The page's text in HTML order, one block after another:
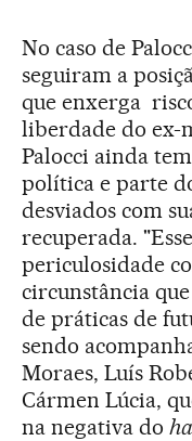
No caso de
seguiram a
que enxerga
liberdade do ex-
Palocci ainda
política e parte
desviados com
recuperada.
periculosidade
circunstância
de práticas de
sendo
Moraes, Luís
Cármen Lúcia,
na negativa do